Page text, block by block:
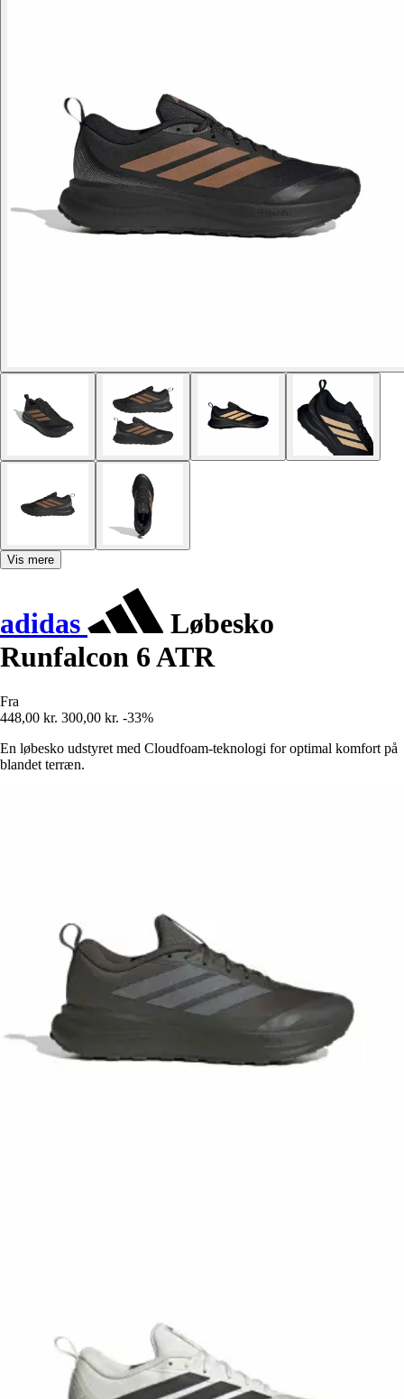
Vis mere
adidas
Løbesko
Runfalcon 6 ATR
Fra
448,00 kr. 300,00 kr. -33%
En løbesko udstyret med Cloudfoam-teknologi for optimal komfort på
blandet terræn.